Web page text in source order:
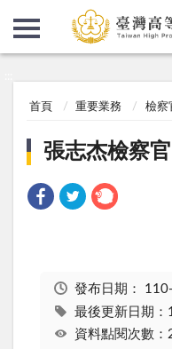
首頁 重要業務 檢察
張志杰檢察官
發布日期：
最後更新日期
資料點閱次數：